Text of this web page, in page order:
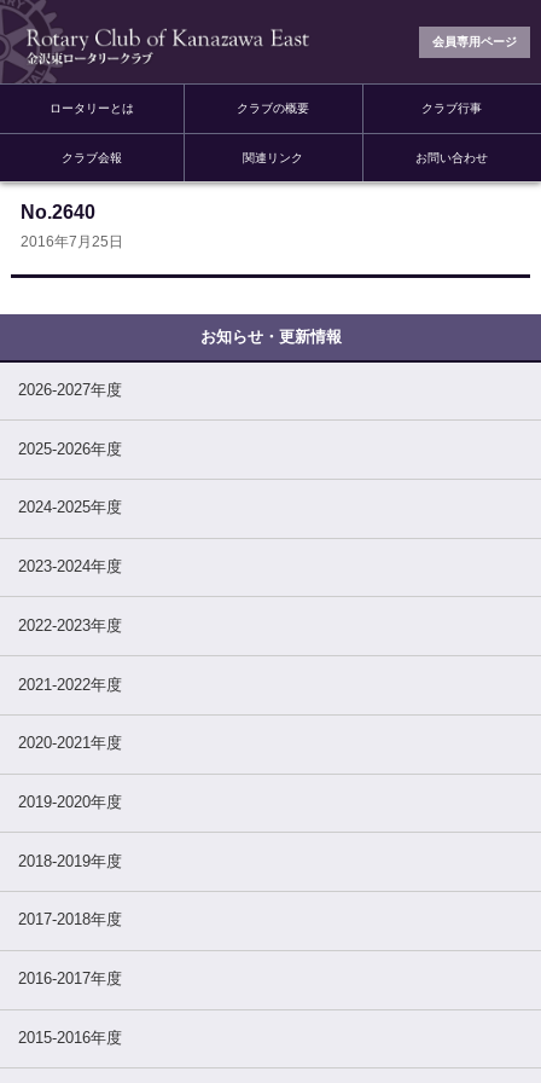
会員専用ページ
ロータリーとは クラブの概要 クラブ行事
クラブ会報 関連リンク お問い合わせ
No.2640
2016年7月25日
2026-2027年度
2025-2026年度
2024-2025年度
2023-2024年度
2022-2023年度
2021-2022年度
2020-2021年度
2019-2020年度
2018-2019年度
2017-2018年度
2016-2017年度
2015-2016年度